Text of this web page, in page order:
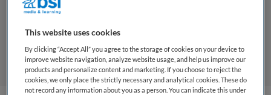
Opleidingsniveau
This website uses cookies
By clicking “Accept All” you agree to the storage of cookies on your device to
improve website navigation, analyze website usage, and help us improve our
products and personalize content and marketing. If you choose to reject the
cookies, we only place the strictly necessary and analytical cookies. These do
not record any information about you as a person. You can indicate this under